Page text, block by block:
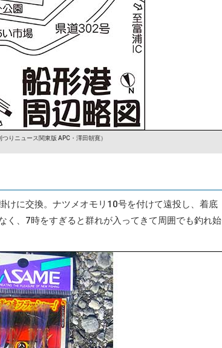
つりニュース関東版 APC・澤田朝寛）
けに交換。ナツメオモリ10号を付けて遠投し、着底
く、7時をすぎると群れが入ってきて周囲でも釣れ始